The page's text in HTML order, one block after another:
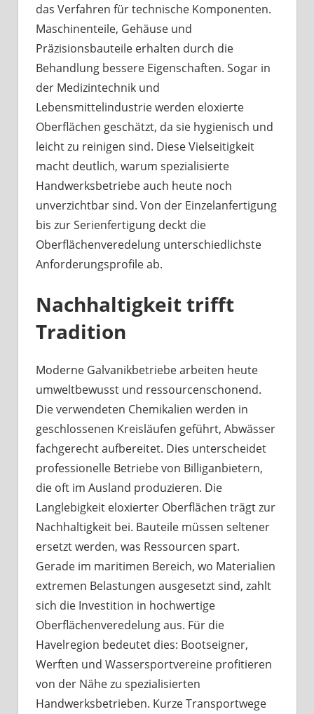
das Verfahren für technische Komponenten.
Maschinenteile, Gehäuse und
Präzisionsbauteile erhalten durch die
Behandlung bessere Eigenschaften. Sogar in
der Medizintechnik und
Lebensmittelindustrie werden eloxierte
Oberflächen geschätzt, da sie hygienisch und
leicht zu reinigen sind. Diese Vielseitigkeit
macht deutlich, warum spezialisierte
Handwerksbetriebe auch heute noch
unverzichtbar sind. Von der Einzelanfertigung
bis zur Serienfertigung deckt die
Oberflächenveredelung unterschiedlichste
Anforderungsprofile ab.
Nachhaltigkeit trifft
Tradition
Moderne Galvanikbetriebe arbeiten heute
umweltbewusst und ressourcenschonend.
Die verwendeten Chemikalien werden in
geschlossenen Kreisläufen geführt, Abwässer
fachgerecht aufbereitet. Dies unterscheidet
professionelle Betriebe von Billiganbietern,
die oft im Ausland produzieren. Die
Langlebigkeit eloxierter Oberflächen trägt zur
Nachhaltigkeit bei. Bauteile müssen seltener
ersetzt werden, was Ressourcen spart.
Gerade im maritimen Bereich, wo Materialien
extremen Belastungen ausgesetzt sind, zahlt
sich die Investition in hochwertige
Oberflächenveredelung aus. Für die
Havelregion bedeutet dies: Bootseigner,
Werften und Wassersportvereine profitieren
von der Nähe zu spezialisierten
Handwerksbetrieben. Kurze Transportwege